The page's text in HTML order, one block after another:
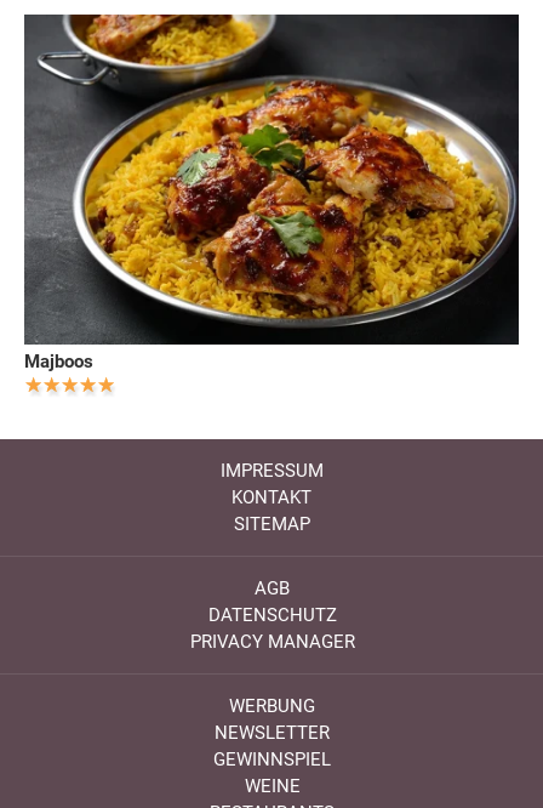
Majboos
IMPRESSUM
KONTAKT
SITEMAP
AGB
DATENSCHUTZ
PRIVACY MANAGER
WERBUNG
NEWSLETTER
GEWINNSPIEL
WEINE